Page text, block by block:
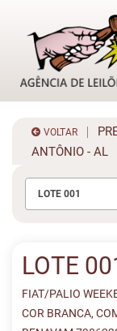
VOLTAR
ANTÔNIO - AL
LOTE 001
LOTE
FIAT/PALIO
COR BRANCA,